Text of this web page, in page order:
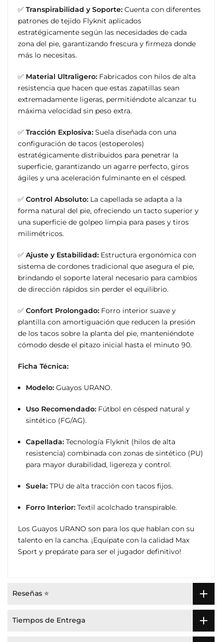
✅ Transpirabilidad y Soporte: Cuenta con diferentes
patrones de tejido Flyknit aplicados
estratégicamente según las necesidades de cada
zona del pie, garantizando frescura y firmeza donde
más lo necesitas.
✅ Material Ultraligero: Fabricados con hilos de alta
resistencia que hacen que estas zapatillas sean
extremadamente ligeras, permitiéndote alcanzar tu
máxima velocidad sin peso extra.
✅ Tracción Explosiva: Suela diseñada con una
configuración de tacos (estoperoles)
estratégicamente distribuidos para penetrar la
superficie, garantizando un agarre perfecto, giros
ágiles y una aceleración fulminante en el césped.
✅ Control Absoluto: La capellada se adapta a la
forma natural del pie, ofreciendo un tacto superior y
una superficie de golpeo limpia para pases y tiros
milimétricos.
✅ Ajuste y Estabilidad: Estructura ergonómica con
sistema de cordones tradicional que asegura el pie,
brindando el soporte lateral necesario para cambios
de dirección rápidos sin perder el equilibrio.
✅ Confort Prolongado: Forro interior suave y
plantilla con amortiguación que reducen la presión
de los tacos sobre la planta del pie, manteniéndote
cómodo desde el pitazo inicial hasta el minuto 90.
Ficha Técnica:
Modelo: Guayos URANO.
Uso Recomendado: Fútbol en césped natural y
sintético (FG/AG).
Capellada: Tecnología Flyknit (hilos de alta
resistencia) combinada con zonas de sintético (PU)
para mayor durabilidad, ligereza y control.
Suela: TPU de alta tracción con tacos fijos.
Forro Interior: Textil acolchado transpirable.
Los Guayos URANO son para los que hablan con su
talento en la cancha. ¡Equípate con la calidad Max
Sport y prepárate para ser el jugador definitivo!
Reseñas ⭐
Tiempos de Entrega